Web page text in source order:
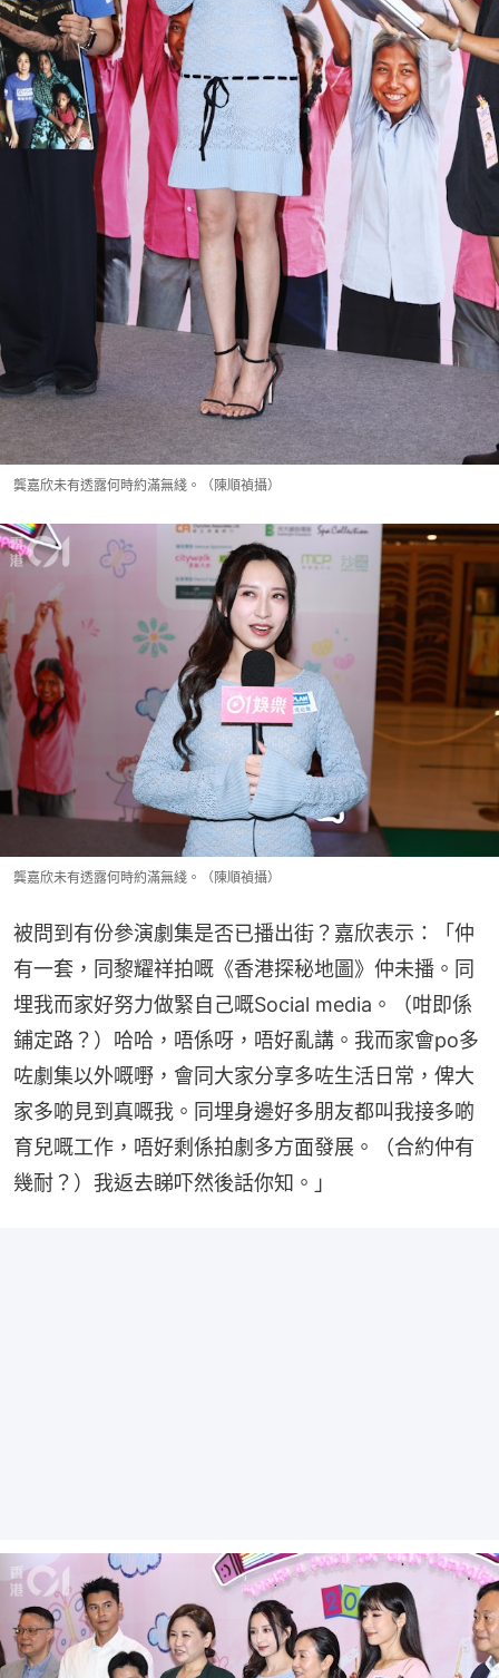
龔嘉欣未有透露何時約滿無綫。（陳順禎攝）
龔嘉欣未有透露何時約滿無綫。（陳順禎攝）
被問到有份參演劇集是否已播出街？嘉欣表示：「仲
有一套，同黎耀祥拍嘅《香港探秘地圖》仲未播。同
埋我而家好努力做緊自己嘅Social media。（咁即係
鋪定路？）哈哈，唔係呀，唔好亂講。我而家會po多
咗劇集以外嘅嘢，會同大家分享多咗生活日常，俾大
家多啲見到真嘅我。同埋身邊好多朋友都叫我接多啲
育兒嘅工作，唔好剩係拍劇多方面發展。（合約仲有
幾耐？）我返去睇吓然後話你知。」